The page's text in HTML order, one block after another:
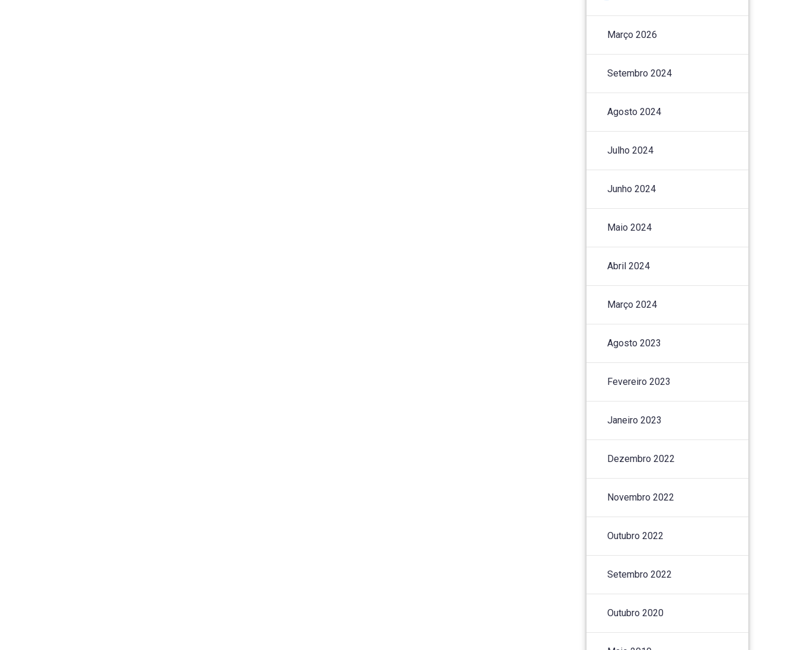
Março 2026
Setembro 2024
Agosto 2024
Julho 2024
Junho 2024
Maio 2024
Abril 2024
Março 2024
Agosto 2023
Fevereiro 2023
Janeiro 2023
Dezembro 2022
Novembro 2022
Outubro 2022
Setembro 2022
Outubro 2020